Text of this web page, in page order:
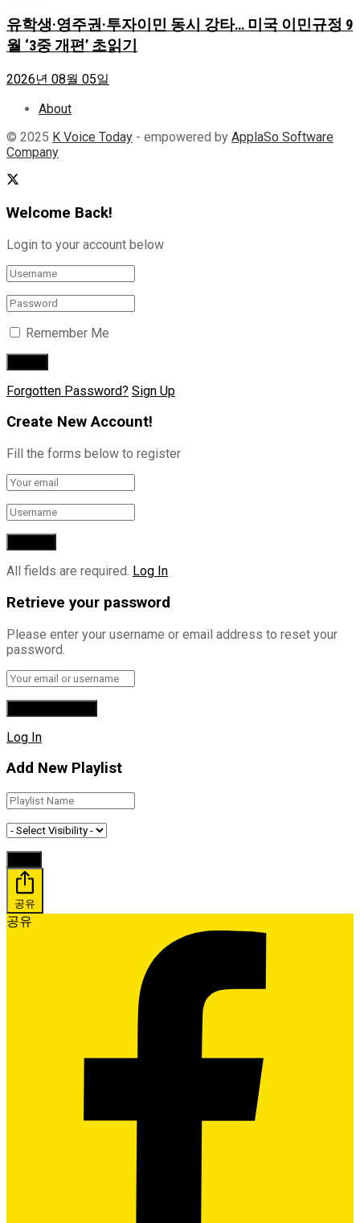
유학생·영주권·투자이민 동시 강타… 미국 이민규정 9
월 ‘3중 개편’ 초읽기
2026년 08월 05일
About
© 2025 K Voice Today - empowered by ApplaSo Software
Company
Welcome Back!
Login to your account below
Remember Me
Forgotten Password? Sign Up
Create New Account!
Fill the forms below to register
All fields are required. Log In
Retrieve your password
Please enter your username or email address to reset your
password.
Log In
Add New Playlist
공유
공유